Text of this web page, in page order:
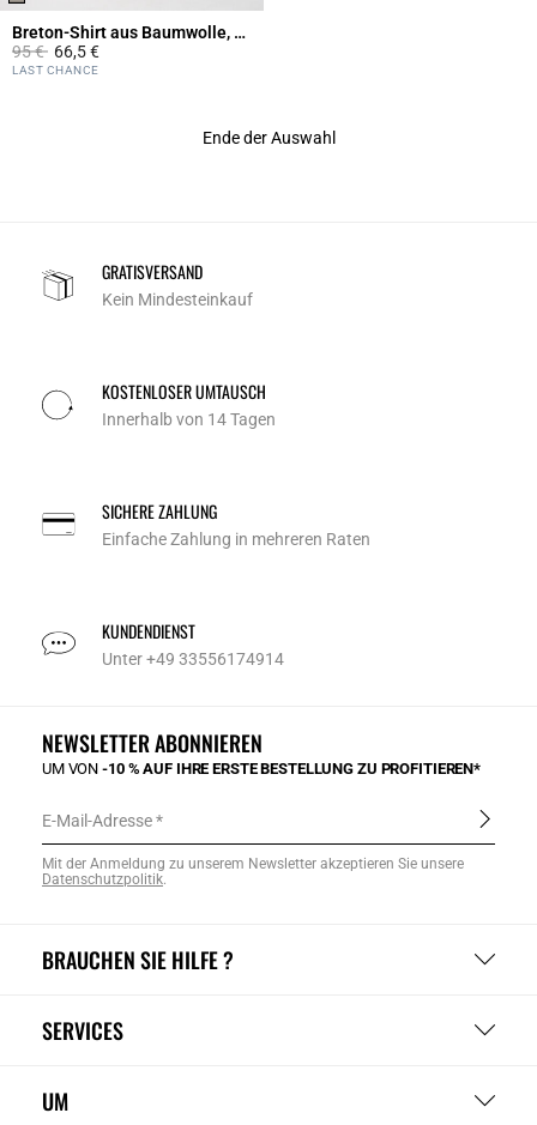
Breton-Shirt aus Baumwolle, Spitze
Price reduced from
95 €to66,5 €
4,6 out of 5 Customer Rating
LAST CHANCE
Ende der Auswahl
GRATISVERSAND
Kein Mindesteinkauf
KOSTENLOSER UMTAUSCH
Innerhalb von 14 Tagen
SICHERE ZAHLUNG
Einfache Zahlung in mehreren Raten
KUNDENDIENST
Unter +49 33556174914
BRAUCHEN SIE HILFE ?
SERVICES
UM
NEWSLETTER ABONNIEREN
UM VON-10 % AUF IHRE ERSTE BESTELLUNG ZU PROFITIEREN*
E-Mail-Adresse
Mit der Anmeldung zu unserem Newsletter akzeptieren Sie unsere
Datenschutzpolitik.